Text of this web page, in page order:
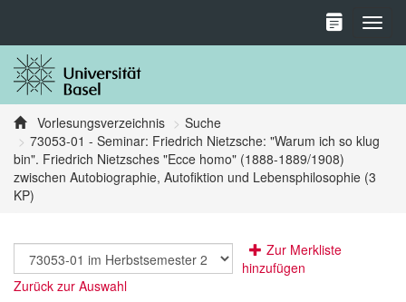
Vorlesungsverzeichnis
Suche
73053-01 - Seminar: Friedrich Nietzsche: "Warum ich so klug
bin". Friedrich Nietzsches "Ecce homo" (1888-1889/1908)
zwischen Autobiographie, Autofiktion und Lebensphilosophie (3
KP)
Zur Merkliste
hinzufügen
Zurück zur Auswahl